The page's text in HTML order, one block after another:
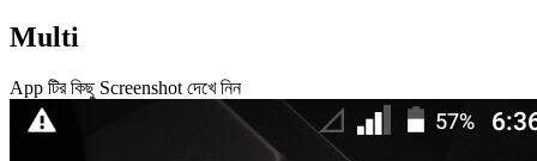
Multi
App টির কিছু Screenshot দেখে নিন